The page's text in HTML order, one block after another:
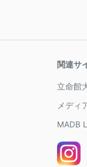
関連サ
立命館
メディ
MADB